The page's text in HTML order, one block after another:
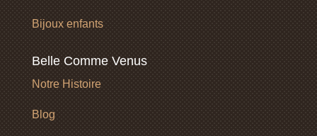
Bijoux enfants
Belle Comme Venus
Notre Histoire
Blog